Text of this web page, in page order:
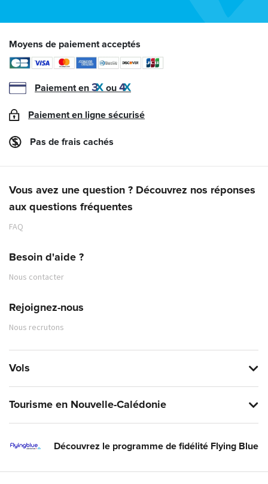
Moyens de paiement acceptés
Paiement en ou
Paiement en ligne sécurisé
Pas de frais cachés
Vous avez une question ? Découvrez nos réponses
aux questions fréquentes
FAQ
Besoin d'aide ?
Nous contacter
Rejoignez-nous
Nous recrutons
Vols
Tourisme en Nouvelle-Calédonie
Découvrez le programme de fidélité Flying Blue